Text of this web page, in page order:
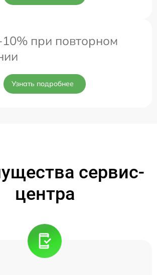
при повторном
Узнать подробнее
сервис-
центра